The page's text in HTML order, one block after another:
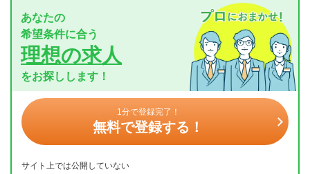
あなたの
希望条件に合う
理想の求人
をお探しします！
1分で登録完了！
無料で登録する！
サイト上では公開していない